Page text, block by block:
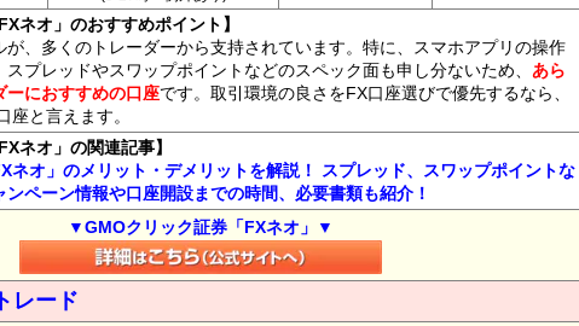
ネオ」のおすすめポイント】
、多くのトレーダーから支持されています。特に、スマホアプリの操作
プレッドやスワップポイントなどのスペック面も申し分ないため、 あら
ーにおすすめの口座です。取引環境の良さをFX口座選びで優先するなら、
座と言えます。
ネオ」の関連記事】
ネオ」のメリット・デメリットを解説！ スプレッド、スワップポイントな
ペーン情報や口座開設までの時間、必要書類も紹介！
▼GMOクリック証券「FXネオ」▼
レード